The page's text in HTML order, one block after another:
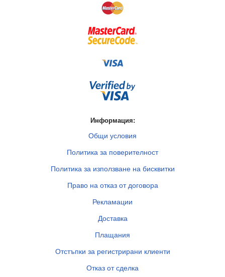
Информация:
Общи условия
Политика за поверителност
Политика за използване на бисквитки
Право на отказ от договора
Рекламации
Доставка
Плащания
Отстъпки за регистрирани клиенти
Отказ от сделка